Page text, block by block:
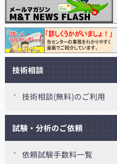
技術相談
技術相談(無料)のご利用
試験・分析のご依頼
依頼試験手数料一覧